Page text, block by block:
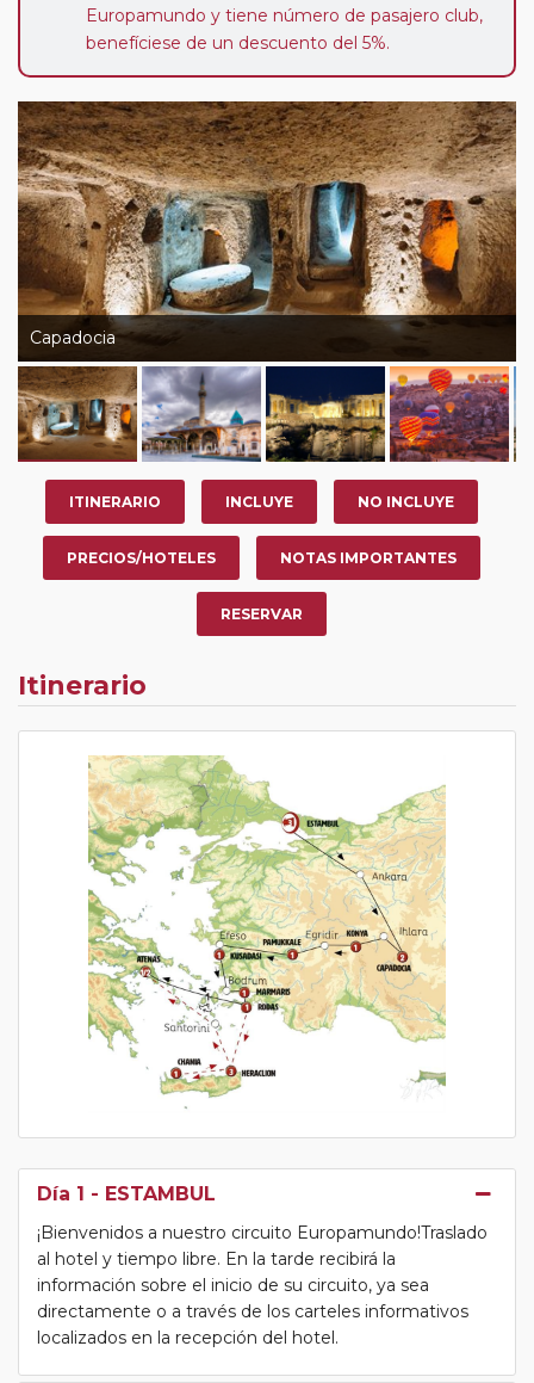
Europamundo y tiene número de pasajero club,
benefíciese de un descuento del 5%.
Capadocia
ITINERARIO INCLUYE NO INCLUYE
PRECIOS/HOTELES NOTAS IMPORTANTES
RESERVAR
Itinerario
Día 1 - ESTAMBUL
¡Bienvenidos a nuestro circuito Europamundo!Traslado
al hotel y tiempo libre. En la tarde recibirá la
información sobre el inicio de su circuito, ya sea
directamente o a través de los carteles informativos
localizados en la recepción del hotel.